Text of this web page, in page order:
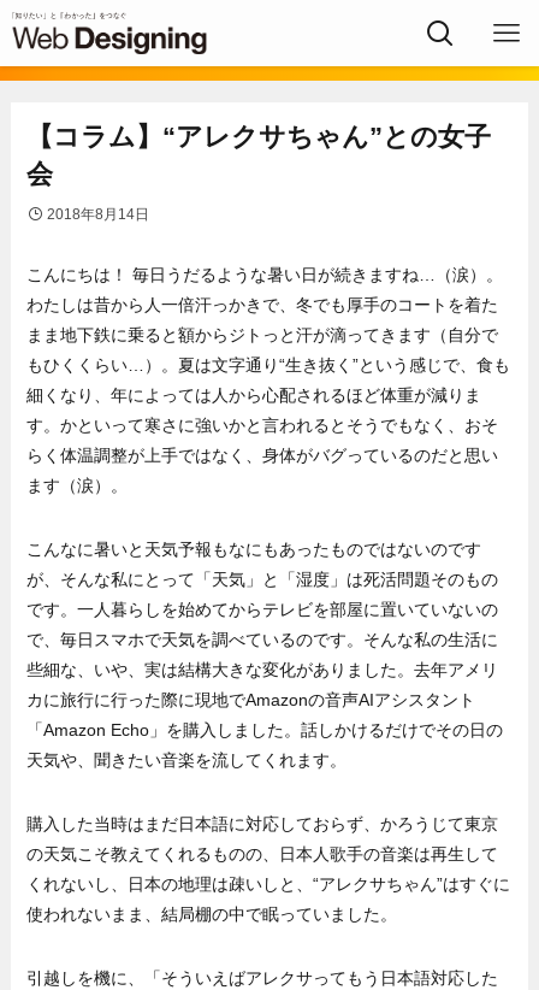
【コラム】“アレクサちゃん”との女子
会
2018年8月14日
こんにちは！ 毎日うだるような暑い日が続きますね…（涙）。
わたしは昔から人一倍汗っかきで、冬でも厚手のコートを着た
まま地下鉄に乗ると額からジトっと汗が滴ってきます（自分で
もひくくらい…）。夏は文字通り“生き抜く”という感じで、食も
細くなり、年によっては人から心配されるほど体重が減りま
す。かといって寒さに強いかと言われるとそうでもなく、おそ
らく体温調整が上手ではなく、身体がバグっているのだと思い
ます（涙）。
こんなに暑いと天気予報もなにもあったものではないのです
が、そんな私にとって「天気」と「湿度」は死活問題そのもの
です。一人暮らしを始めてからテレビを部屋に置いていないの
で、毎日スマホで天気を調べているのです。そんな私の生活に
些細な、いや、実は結構大きな変化がありました。去年アメリ
カに旅行に行った際に現地でAmazonの音声AIアシスタント
「Amazon Echo」を購入しました。話しかけるだけでその日の
天気や、聞きたい音楽を流してくれます。
購入した当時はまだ日本語に対応しておらず、かろうじて東京
の天気こそ教えてくれるものの、日本人歌手の音楽は再生して
くれないし、日本の地理は疎いしと、“アレクサちゃん”はすぐに
使われないまま、結局棚の中で眠っていました。
引越しを機に、「そういえばアレクサってもう日本語対応した